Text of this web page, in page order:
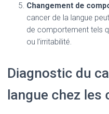
Changement de
cancer de la langue
de comportement tels
ou l’irritabilité.
Diagnostic du
langue chez les